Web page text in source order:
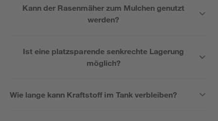
Kann der Rasenmäher zum Mulchen genutzt
werden?
Ist eine platzsparende senkrechte Lagerung
möglich?
Wie lange kann Kraftstoff im Tank verbleiben?